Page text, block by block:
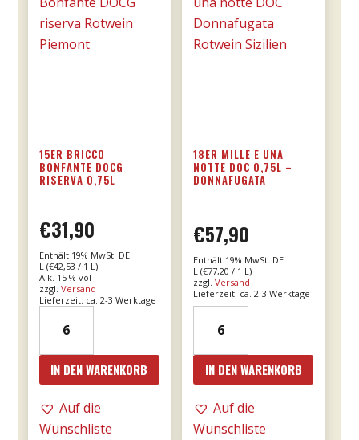
15ER BRICCO
BONFANTE DOCG
RISERVA 0,75L
€31,90
Enthält 19% MwSt. DE
L (€42,53 / 1 L)
Alk. 15 % vol
zzgl. Versand
Lieferzeit: ca. 2-3 Werktage
Bricco
Bonfante
DOCG
riserva
0,75l
IN DEN WARENKORB
Auf die
Wunschliste
18ER MILLE E UNA
NOTTE DOC 0,75L –
DONNAFUGATA
€57,90
Enthält 19% MwSt. DE
L (€77,20 / 1 L)
zzgl.Versand
Lieferzeit: ca. 2-3 Werktage
Mille
e
una
notte
DOC
IN DEN WARENKORB
Auf die
Wunschliste